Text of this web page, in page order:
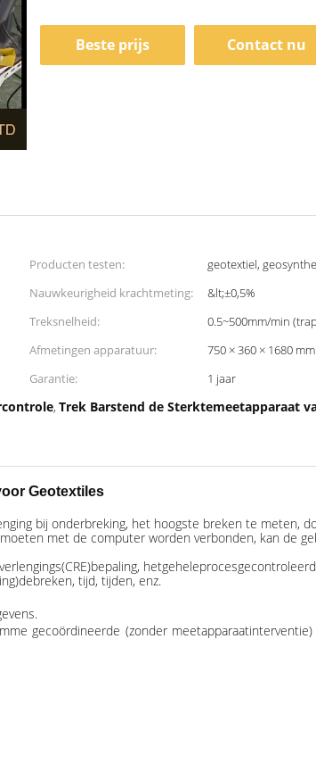
Beste prijs Contact nu
Producten testen:
geotextiel,
Nauwkeurigheid krachtmeting:
&lt;±0,5%
Treksnelheid:
0.5~500mm/min
Afmetingen apparatuur:
750 × 360 × 1680
Garantie:
1 jaar
, Trek Barstend de Sterktemeetapparaat
Geotextiles
bij onderbreking, het hoogste breken te meten,
met de computer worden verbonden, kan de
tijd, tijden, enz.
gecoördineerde (zonder